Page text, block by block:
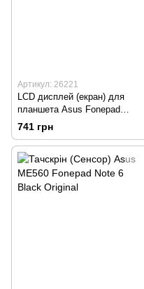
Артикул: 26221
LCD дисплей (екран) для
планшета Asus Fonepad
ME372 7 Original TW
741 грн